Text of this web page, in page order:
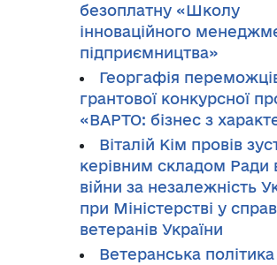
безоплатну «Школу
інноваційного
підприємництва»
Георгафія
грантової конкурсної
«ВАРТО: бізнес з
Віталій Кім провів
керівним складом Ради
війни за незалежність
при Міністерстві у
ветеранів України
Ветеранська